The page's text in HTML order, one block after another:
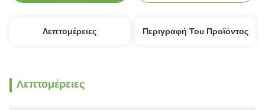
Λεπτομέρειες Περιγραφή Του Προϊόντος
Λεπτομέρειες